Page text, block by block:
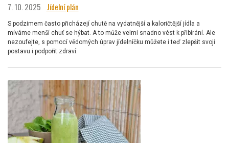
7. 10. 2025 Jídelní plán
S podzimem často přicházejí chutě na vydatnější a kaloričtější jídla a
míváme menší chuť se hýbat. A to může velmi snadno vést k přibírání. Ale
nezoufejte, s pomocí vědomých úprav jídelníčku můžete i teď zlepšit svoji
postavu i podpořit zdraví.